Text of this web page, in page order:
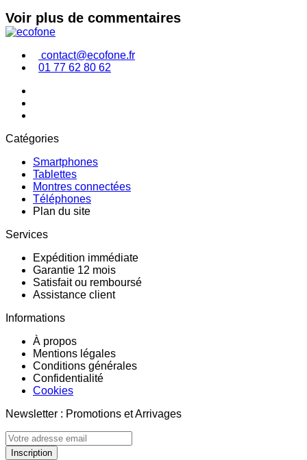
Voir plus de commentaires
contact@ecofone.fr
01 77 62 80 62
Catégories
Smartphones
Tablettes
Montres connectées
Téléphones
Plan du site
Services
Expédition immédiate
Garantie 12 mois
Satisfait ou remboursé
Assistance client
Informations
À propos
Mentions légales
Conditions générales
Confidentialité
Cookies
Newsletter : Promotions et Arrivages
Inscription